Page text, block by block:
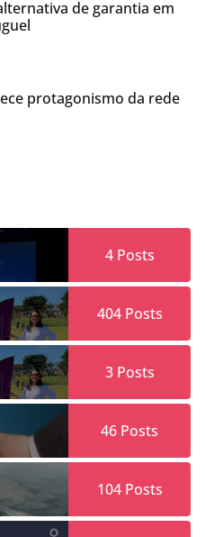
de garantia em
protagonismo da rede
4Posts
404Posts
3Posts
46 Posts
104Posts